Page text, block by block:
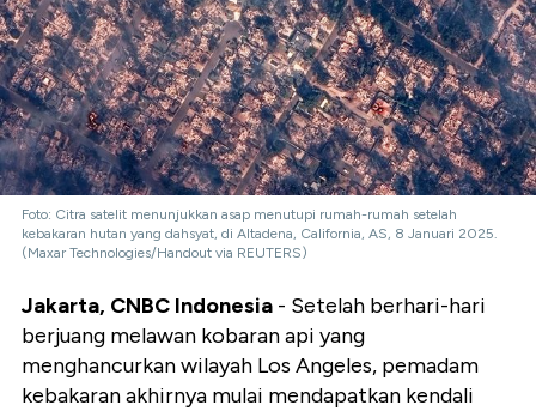
Foto: Citra satelit menunjukkan asap menutupi rumah-rumah setelah
kebakaran hutan yang dahsyat, di Altadena, California, AS, 8 Januari 2025.
(Maxar Technologies/Handout via REUTERS)
Jakarta, CNBC Indonesia - Setelah berhari-hari
berjuang melawan kobaran api yang
menghancurkan wilayah Los Angeles, pemadam
kebakaran akhirnya mulai mendapatkan kendali